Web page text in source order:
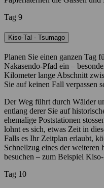
Tag 9
Kiso-Tal - Tsumago
Planen Sie einen ganzen Tag
Nakasendo-Pfad ein –
Kilometer lange Abschnitt
Sie auf keinen Fall verpassen
Der Weg führt durch Wälder
entlang derer Sie auf
ehemalige Poststationen
lohnt es sich, etwas Zeit in
Falls es Ihr Zeitplan erlaubt,
Schnellzug eines der
besuchen – zum Beispiel
Tag 10